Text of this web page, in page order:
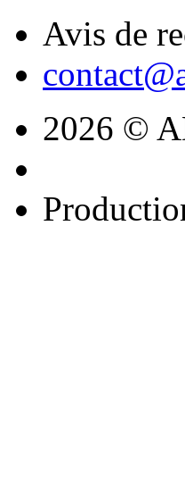
Avis de
2026 ©